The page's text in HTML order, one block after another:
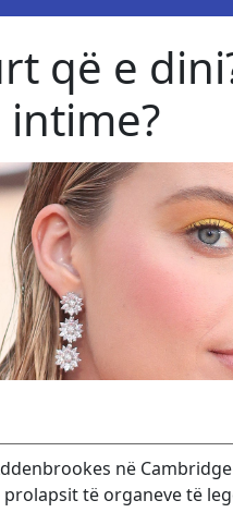
që e
në
të organeve të